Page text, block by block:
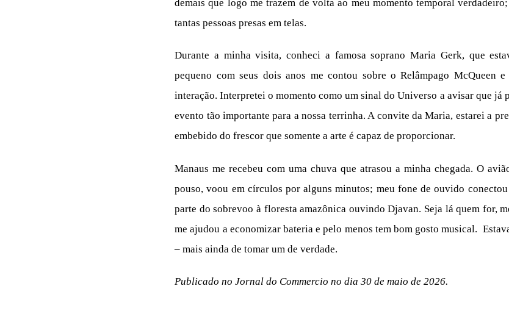
demais que logo me trazem de volta ao meu momento temporal
tantas pessoas presas em telas.
Durante a minha visita, conheci a famosa soprano Maria Gerk, que
pequeno com seus dois anos me contou sobre o Relâmpago McQueen
interação. Interpretei o momento como um sinal do Universo a avisar que já
evento tão importante para a nossa terrinha. A convite da Maria, estarei a
embebido do frescor que somente a arte é capaz de proporcionar.
Manaus me recebeu com uma chuva que atrasou a minha chegada. O
pouso, voou em círculos por alguns minutos; meu fone de ouvido
parte do sobrevoo à floresta amazônica ouvindo Djavan. Seja lá quem for,
me ajudou a economizar bateria e pelo menos tem bom gosto musical.
– mais ainda de tomar um de verdade.
Publicado no Jornal do Commercio no dia 30 de maio de 2026.